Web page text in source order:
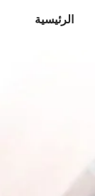
الرئيسية